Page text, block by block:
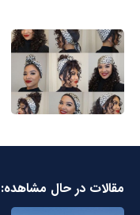
مقالات در حال مشاهده: